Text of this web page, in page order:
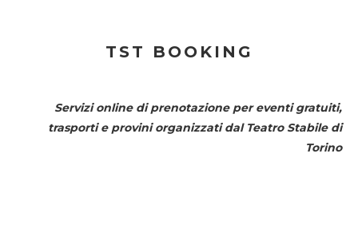
TST BOOKING
Servizi online di prenotazione per eventi gratuiti,
trasporti e provini organizzati dal Teatro Stabile di
Torino